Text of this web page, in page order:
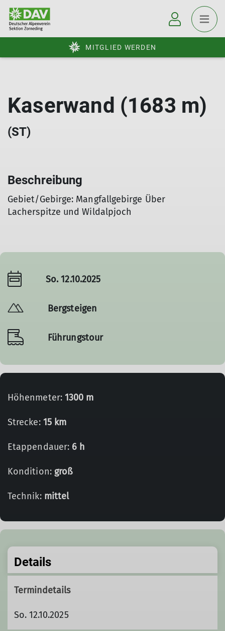
MITGLIED WERDEN
Kaserwand (1683 m)
(ST)
Beschreibung
Gebiet/Gebirge: Mangfallgebirge Über
Lacherspitze und Wildalpjoch
So. 12.10.2025
Bergsteigen
Führungstour
Höhenmeter: 1300 m
Strecke: 15 km
Etappendauer: 6 h
Kondition: groß
Technik: mittel
Details
Termindetails
So. 12.10.2025